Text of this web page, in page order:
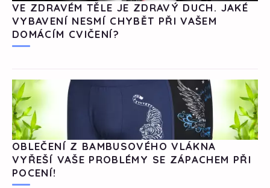
VE ZDRAVÉM TĚLE JE ZDRAVÝ DUCH. JAKÉ
VYBAVENÍ NESMÍ CHYBĚT PŘI VAŠEM
DOMÁCÍM CVIČENÍ?
OBLEČENÍ Z BAMBUSOVÉHO VLÁKNA
VYŘEŠÍ VAŠE PROBLÉMY SE ZÁPACHEM PŘI
POCENÍ!